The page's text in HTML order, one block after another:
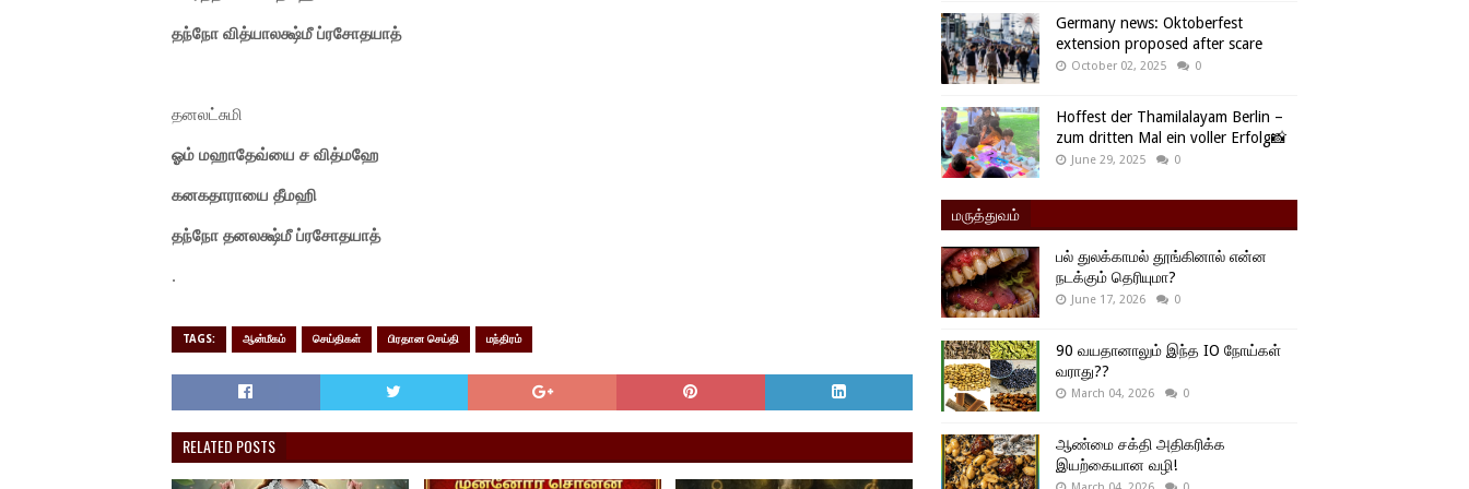
தந்நோ வித்யாலக்ஷ்மீ ப்ரசோதயாத்
தனலட்சுமி
ஓம் மஹாதேவ்யை ச வித்மஹே
கனகதாராயை தீமஹி
தந்நோ தனலக்ஷ்மீ ப்ரசோதயாத்
.
TAGS: ஆன்மீகம் செய்திகள் பிரதான செய்தி மந்திரம்
RELATED POSTS
Germany news: Oktoberfest
extension proposed after scare
October 02, 2025 0
Hoffest der Thamilalayam Berlin –
zum dritten Mal ein voller Erfolg📸
June 29, 2025 0
மருத்துவம்
பல் துலக்காமல் தூங்கினால் என்ன
நடக்கும் தெரியுமா?
June 17, 2026 0
90 வயதானாலும் இந்த IO நோய்கள்
வராது??
March 04, 2026 0
ஆண்மை சக்தி அதிகரிக்க
இயற்கையான வழி!